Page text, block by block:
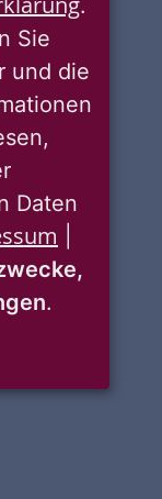
Sie
und die
Daten
.